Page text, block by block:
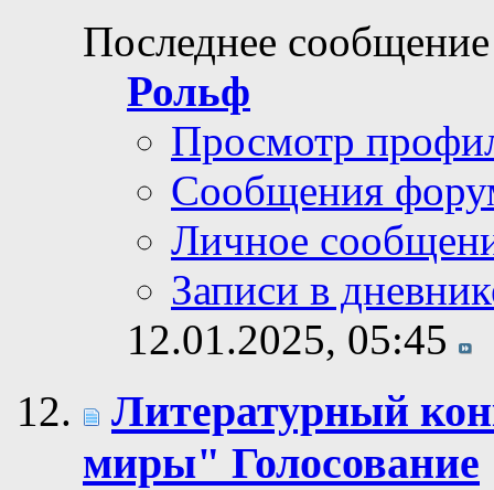
Последнее
Рольф
Просмотр
Сообщения
Личное
Записи в
12.01.2025, 05:45
Литературный
миры" Голосование